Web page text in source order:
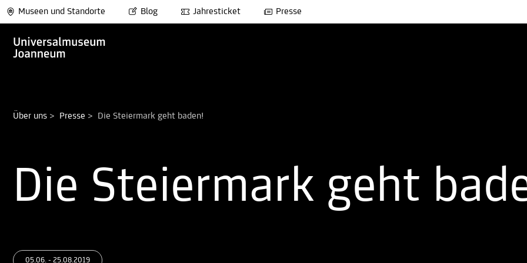
Museen und Standorte Blog Jahresticket Presse
Über uns > Presse > Die Steiermark geht baden!
Die Steiermark geht
05.06. - 25.08.2019